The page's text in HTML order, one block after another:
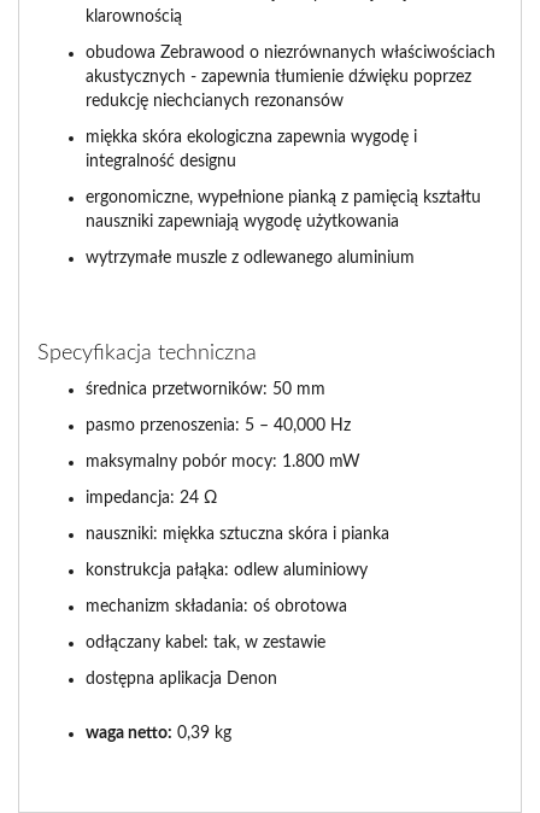
klarownością
obudowa Zebrawood o niezrównanych właściwościach
akustycznych - zapewnia tłumienie dźwięku poprzez
redukcję niechcianych rezonansów
miękka skóra ekologiczna zapewnia wygodę i
integralność designu
ergonomiczne, wypełnione pianką z pamięcią kształtu
nauszniki zapewniają wygodę użytkowania
wytrzymałe muszle z odlewanego aluminium
Specyfikacja techniczna
średnica przetworników: 50 mm
pasmo przenoszenia: 5 – 40,000 Hz
maksymalny pobór mocy: 1.800 mW
impedancja: 24 Ω
nauszniki: miękka sztuczna skóra i pianka
konstrukcja pałąka: odlew aluminiowy
mechanizm składania: oś obrotowa
odłączany kabel: tak, w zestawie
dostępna aplikacja Denon
waga netto: 0,39 kg